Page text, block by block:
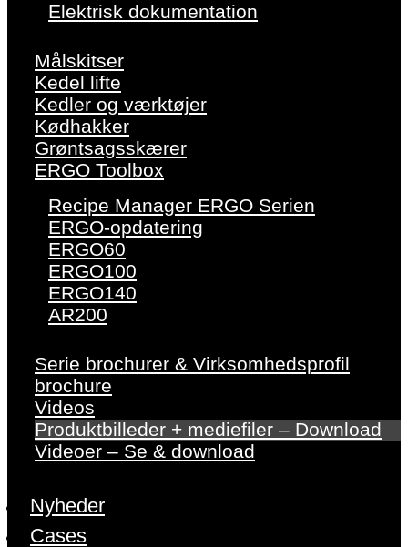
Elektrisk dokumentation
Målskitser
Kedel lifte
Kedler og værktøjer
Kødhakker
Grøntsagsskærer
ERGO Toolbox
Recipe Manager ERGO Serien
ERGO-opdatering
ERGO60
ERGO100
ERGO140
AR200
Serie brochurer & Virksomhedsprofil
brochure
Videos
Produktbilleder + mediefiler – Download
Videoer – Se & download
Nyheder
Cases